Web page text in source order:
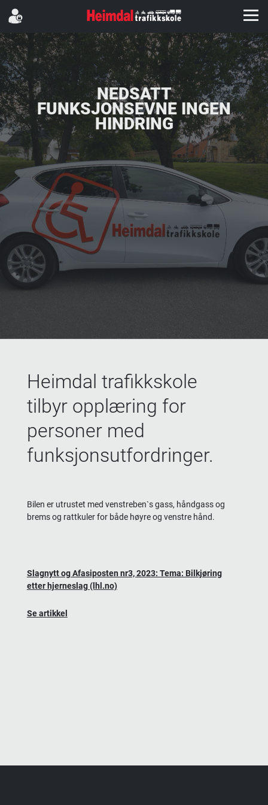
NEDSATT
FUNKSJONSEVNE INGEN
HINDRING
Heimdal trafikkskole
tilbyr opplæring for
personer med
funksjonsutfordringer.
Bilen er utrustet med venstreben`s gass, håndgass og
brems og rattkuler for både høyre og venstre hånd.
Slagnytt og Afasiposten nr3, 2023: Tema: Bilkjøring
etter hjerneslag (lhl.no)
Se artikkel